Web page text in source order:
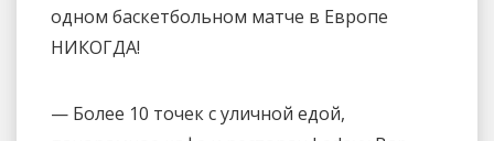
одном баскетбольном матче в Европе
НИКОГДА!
— Более 10 точек с уличной едой,